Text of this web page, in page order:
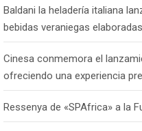
Baldani la heladería italiana
bebidas veraniegas
Cinesa conmemora el
ofreciendo una experiencia
Ressenya de «SPAfrica» a la